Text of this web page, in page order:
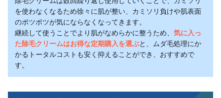
を使わなくなるため徐々に肌が整い、カミソリ負けや肌表面
のポツポツが気にならなくなってきます。
継続して使うことでより肌がなめらかに整うため、 気に入っ
た除毛クリームはお得な定期購入を選ぶと、ムダ毛処理にか
かるトータルコストも安く抑えることができ、おすすめで
す。